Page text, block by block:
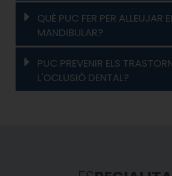
QUÈ PUC FER PER ALLEUJAR
MANDIBULAR?
PUC PREVENIR ELS
L'OCLUSIÓ DENTAL?